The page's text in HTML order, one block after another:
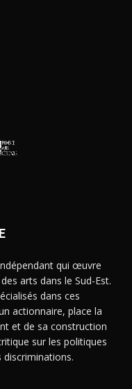
qui œuvre
arts dans le Sud-Est.
dans ces
actionnaire, place la
et de sa construction
sur les politiques